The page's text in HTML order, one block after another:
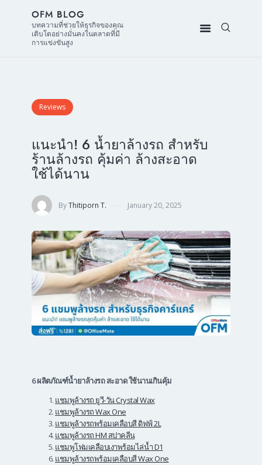
OFM BLOG
บทความที่ช่วยให้ธุรกิจของคุณ
เติบโตอย่างมั่นคงในตลาดที่มี
การแข่งขันสูง
Reviews
แนะนำ! 6 น้ำยาล้างรถ สำหรับ
ร้านล้างรถ คุ้มค่า ล้างสะอาด
ใช้ได้นาน
ByThitiporn T. January 20, 2025
6 ผลิตภัณฑ์น้ำยาล้างรถ สะอาด ใช้นานเกินคุ้ม
แชมพูล้างรถ ยูวี-วัน Crystal Wax
แชมพูล้างรถ Wax One
แชมพูล้างรถพร้อมเคลือบสี ดิฟฟ์ 2L
แชมพูล้างรถ HM สปาคลีน
แชมพูโฟมเคลือบเงาพร้อมไล่น้ำ D1
แชมพูล้างรถพร้อมเคลือบสี Wax One